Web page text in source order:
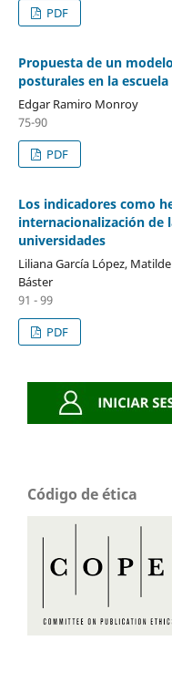
PDF
Propuesta de un
posturales en la escuela
Edgar Ramiro Monroy
75-90
PDF
Los indicadores como
internacionalización de
universidades
Liliana García López,
Báster
91 - 99
PDF
Código de ética